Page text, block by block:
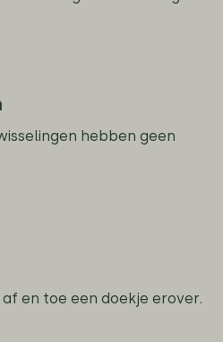
hebben geen
en toe een doekje erover.